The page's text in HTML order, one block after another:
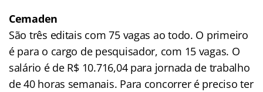
Cemaden
São três editais com 75 vagas ao todo. O primeiro
é para o cargo de pesquisador, com 15 vagas. O
salário é de R$ 10.716,04 para jornada de trabalho
de 40 horas semanais. Para concorrer é preciso ter